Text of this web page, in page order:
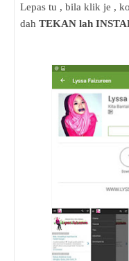
Lepas tu , bila klik je ,
dah TEKAN lah